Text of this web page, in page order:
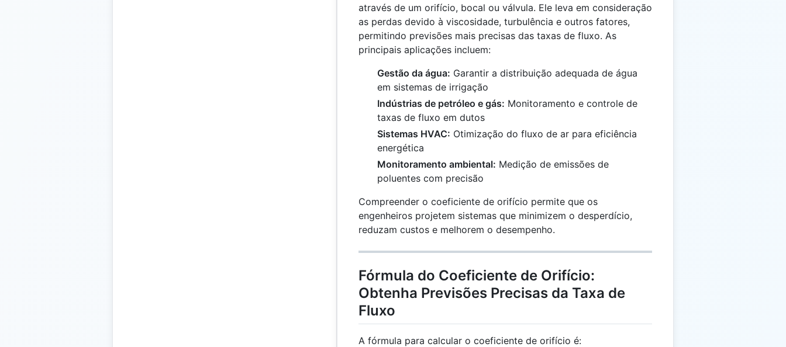
através de um orifício, bocal ou válvula. Ele leva em consideração
as perdas devido à viscosidade, turbulência e outros fatores,
permitindo previsões mais precisas das taxas de fluxo. As
principais aplicações incluem:
Gestão da água: Garantir a distribuição adequada de água
em sistemas de irrigação
Indústrias de petróleo e gás: Monitoramento e controle de
taxas de fluxo em dutos
Sistemas HVAC: Otimização do fluxo de ar para eficiência
energética
Monitoramento ambiental: Medição de emissões de
poluentes com precisão
Compreender o coeficiente de orifício permite que os
engenheiros projetem sistemas que minimizem o desperdício,
reduzam custos e melhorem o desempenho.
Fórmula do Coeficiente de Orifício:
Obtenha Previsões Precisas da Taxa de
Fluxo
A fórmula para calcular o coeficiente de orifício é: